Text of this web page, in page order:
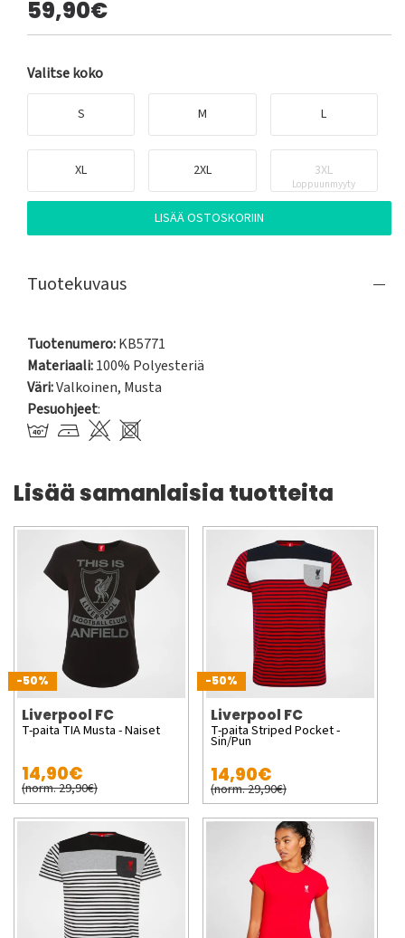
59,90€
Valitse koko
S M L
XL 2XL 3XL
Loppuunmyyty
LISÄÄ OSTOSKORIIN
Tuotekuvaus
Tuotenumero:KB5771
Materiaali:100% Polyesteriä
Väri:Valkoinen, Musta
Pesuohjeet:
Lisää samanlaisia tuotteita
-50%
Liverpool FC
T-paita TIA Musta - Naiset
14,90€
(norm. 29,90€)
-50%
Liverpool FC
T-paita Striped Pocket -
Sin/Pun
14,90€
(norm. 29,90€)